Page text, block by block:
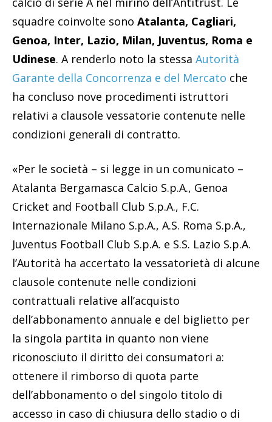
squadre coinvolte sono Atalanta, Cagliari,
Genoa, Inter, Lazio, Milan, Juventus, Roma e
Udinese. A renderlo noto la stessa Autorità
Garante della Concorrenza e del Mercato che
ha concluso nove procedimenti istruttori
relativi a clausole vessatorie contenute nelle
condizioni generali di contratto.
«Per le società – si legge in un comunicato –
Atalanta Bergamasca Calcio S.p.A., Genoa
Cricket and Football Club S.p.A., F.C.
Internazionale Milano S.p.A., A.S. Roma S.p.A.,
Juventus Football Club S.p.A. e S.S. Lazio S.p.A.
l’Autorità ha accertato la vessatorietà di alcune
clausole contenute nelle condizioni
contrattuali relative all’acquisto
dell’abbonamento annuale e del biglietto per
la singola partita in quanto non viene
riconosciuto il diritto dei consumatori a:
ottenere il rimborso di quota parte
dell’abbonamento o del singolo titolo di
accesso in caso di chiusura dello stadio o di